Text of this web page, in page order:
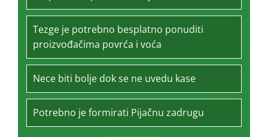
Tezge je potrebno besplatno ponuditi
proizvođačima povrća i voća
Nece biti bolje dok se ne uvedu kase
Potrebno je formirati Pijačnu zadrugu